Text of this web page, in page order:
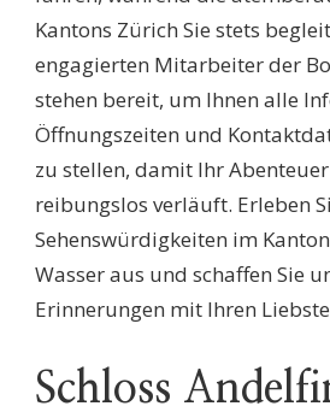
Kantons Zürich Sie stets
engagierten Mitarbeiter der
stehen bereit, um Ihnen alle
Öffnungszeiten und
zu stellen, damit Ihr
reibungslos verläuft. Erleben
Sehenswürdigkeiten im
Wasser aus und schaffen Sie
Erinnerungen mit Ihren
Schloss